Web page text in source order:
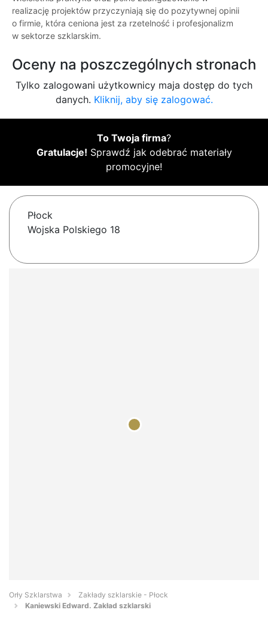
realizację projektów przyczyniają się do pozytywnej opinii
o firmie, która ceniona jest za rzetelność i profesjonalizm
w sektorze szklarskim.
Oceny na poszczególnych stronach
Tylko zalogowani użytkownicy maja dostęp do tych
danych. Kliknij, aby się zalogować.
To Twoja firma?
Gratulacje! Sprawdź jak odebrać materiały
promocyjne!
Płock
Wojska Polskiego 18
Orły Szklarstwa
Zakłady szklarskie - Płock
Kaniewski Edward. Zakład szklarski